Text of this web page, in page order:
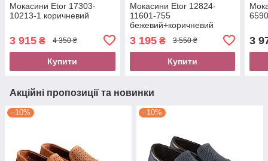
Мокасини Etor 17303-
10213-1 коричневий
3 915 ₴ 4 350 ₴
Купити
Мокасини Etor 12824-
11601-755
бежевий+коричневий
3 195₴ 3 550 ₴
Купити
3
Акційні пропозиції та новинки
–10% –10%